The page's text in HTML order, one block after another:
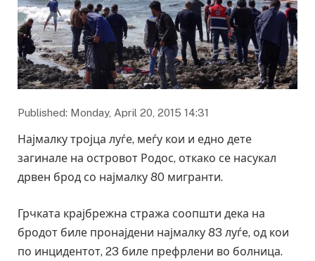
Published: Monday, April 20, 2015 14:31
Најмалку тројца луѓе, меѓу кои и едно дете
загинале на островот Родос, откако се насукал
дрвен брод со најмалку 80 мигранти.
Грчката крајбрежна стража соопшти дека на
бродот биле пронајдени најмалку 83 луѓе, од кои
по инцидентот, 23 биле префрлени во болница.